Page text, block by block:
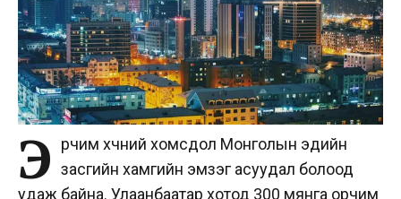
Э
рчим хүчний хомсдол Монголын эдийн
засгийн хамгийн эмзэг асуудал болоод
удаж байна. Улаанбаатар хотод 300 мянга орчим